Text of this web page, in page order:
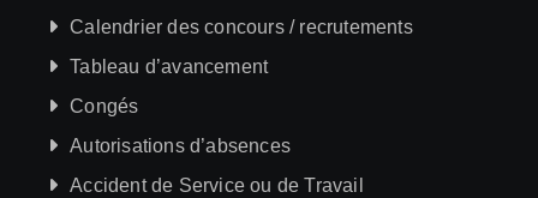
Calendrier des concours / recrutements
Tableau d’avancement
Congés
Autorisations d’absences
Accident de Service ou de Travail